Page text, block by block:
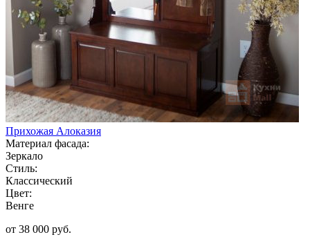
Прихожая Алоказия
Материал фасада:
Зеркало
Стиль:
Классический
Цвет:
Венге
от 38 000 руб.